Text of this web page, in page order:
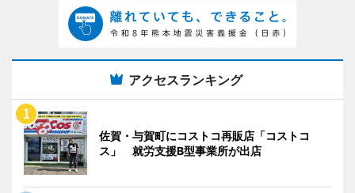
アクセスランキング
佐賀・与賀町にコストコ再販店「コストコ
ス」 就労支援B型事業所が出店